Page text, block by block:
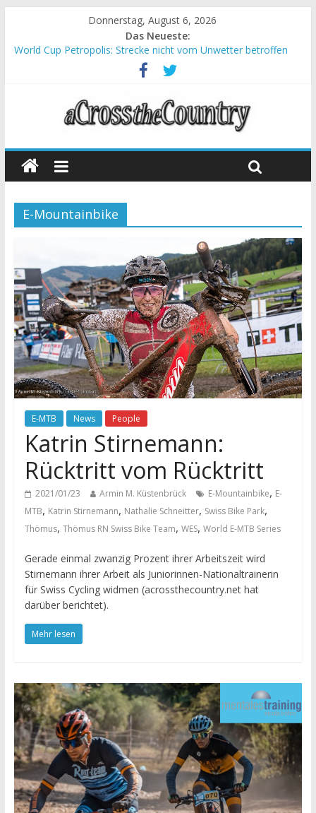
Donnerstag, August 6, 2026
Das Neueste:
World Cup Petropolis: Strecke nicht vom Unwetter betroffen
Krumbach und Obergessertshausen: Mountainbike-Bundesliga
Supercup Massi Banyoles: Siege für Carod und Richards
Halbzeit beim Andalucia Bike Race: Weltmeister Seewald führt
Chelva: Schweizer Doppelsieg beim ersten XCO-Rennen der
E-Mountainbike
E-MTB News People
Katrin Stirnemann:
Rücktritt vom Rücktritt
2021/01/23 Armin M. Küstenbrück E-Mountainbike, E-
MTB, Katrin Stirnemann, Nathalie Schneitter, Swiss Bike Park,
Thömus, Thömus RN Swiss Bike Team, WES, World E-MTB Series
Gerade einmal zwanzig Prozent ihrer Arbeitszeit wird
Stirnemann ihrer Arbeit als Juniorinnen-Nationaltrainerin
für Swiss Cycling widmen (acrossthecountry.net hat
darüber berichtet).
Mehr lesen